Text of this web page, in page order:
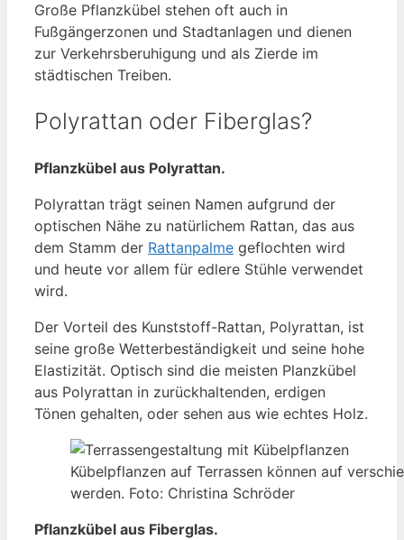
Große Pflanzkübel stehen oft auch in
Fußgängerzonen und Stadtanlagen und dienen
zur Verkehrsberuhigung und als Zierde im
städtischen Treiben.
Polyrattan oder Fiberglas?
Pflanzkübel aus Polyrattan.
Polyrattan trägt seinen Namen aufgrund der
optischen Nähe zu natürlichem Rattan, das aus
dem Stamm der Rattanpalme geflochten wird
und heute vor allem für edlere Stühle verwendet
wird.
Der Vorteil des Kunststoff-Rattan, Polyrattan, ist
seine große Wetterbeständigkeit und seine hohe
Elastizität. Optisch sind die meisten Planzkübel
aus Polyrattan in zurückhaltenden, erdigen
Tönen gehalten, oder sehen aus wie echtes Holz.
Kübelpflanzen auf Terrassen können auf
werden. Foto: Christina Schröder
Pflanzkübel aus Fiberglas.